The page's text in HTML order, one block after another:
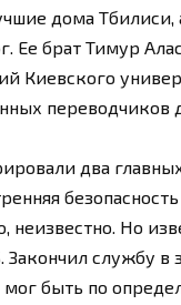
дома Тбилиси,
Ее брат Тимур
Киевского
два
неизвестно. Но
Закончил службу
быть по